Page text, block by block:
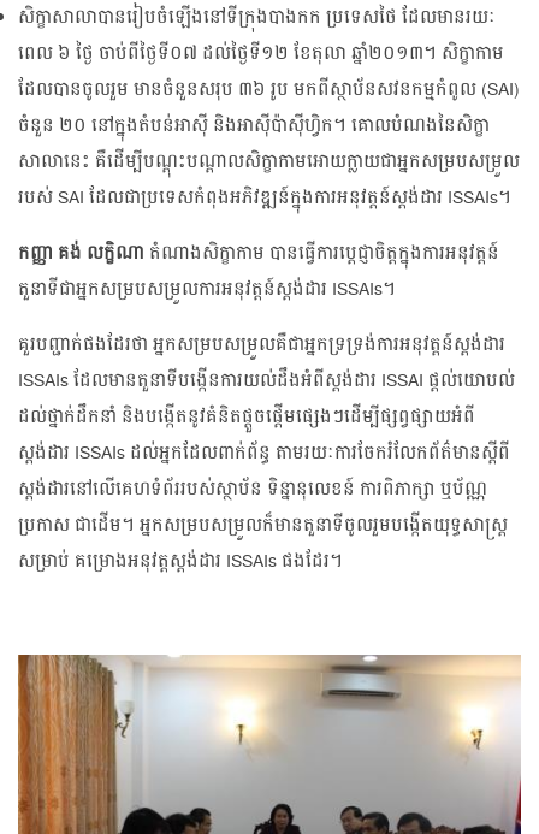
សិក្ខា​សាលា​បាន​រៀបចំ​ឡើង​នៅ​ទីក្រុង​បាងកក ប្រទេស​ថៃ ដែល​មាន​រយៈ
ពេល ៦ ថ្ងៃ ចាប់​ពី​ថ្ងៃទី០៧ ដល់​ថ្ងៃទី១២ ខែតុលា ឆ្នាំ២០១៣។ សិក្ខាកាម​
ដែល​បាន​ចូល​រួម មាន​ចំនួន​សរុប ៣៦ រូប មក​ពី​ស្ថាប័ន​សវនកម្ម​កំពូល (SAI)
ចំនួន ២០ នៅ​ក្នុង​តំបន់​អាស៊ី និង​អាស៊ី​ប៉ាស៊ីហ្វិក។ គោលបំណង​នៃ​សិក្ខា​
សាលា​នេះ គឺ​ដើម្បី​បណ្តុះ​បណ្តាល​សិក្ខាកាម​អោយ​ក្លាយ​ជា​អ្នក​សម្រប​សម្រួល​
របស់ SAI ដែល​ជា​ប្រទេស​កំពុង​អភិវឌ្ឍន៍​ក្នុង​ការ​អនុវត្តន៍​ស្តង់ដារ ISSAIs។
កញ្ញា គង់ លក្ខិណា តំណាង​សិក្ខាកាម បាន​ធ្វើ​ការ​ប្តេជ្ញា​ចិត្ត​ក្នុង​ការ​អនុវត្តន៍​
តួនាទី​ជា​អ្នក​សម្រប​សម្រួល​ការ​អនុវត្តន៍​ស្តង់ដារ ISSAIs។
គួរ​បញ្ជាក់​ផង​ដែរ​ថា អ្នក​សម្រប​សម្រួល​គឺ​ជា​អ្នក​ទ្រទ្រង់​ការ​អនុវត្តន៍​ស្តង់ដារ
ISSAIs ដែល​មាន​តួនាទី​បង្កើន​ការ​យល់​ដឹង​អំពី​ស្តង់ដារ ISSAI ផ្តល់​យោបល់​
ដល់​ថ្នាក់​ដឹកនាំ និង​បង្កើត​នូវ​គំនិត​ផ្តួចផ្តើម​ផ្សេងៗ​ដើម្បី​ផ្សព្វផ្សាយ​អំពី​
ស្តង់ដារ ISSAIs ដល់​អ្នក​ដែល​ពាក់ព័ន្ធ តាម​រយៈ​ការ​ចែក​រំលែក​ព័ត៌មាន​ស្តីពី​
ស្តង់ដារ​នៅ​លើ​គេហទំព័រ​របស់​ស្ថាប័ន ទិន្នានុលេខន៍ ការ​ពិភាក្សា ឬ​ប័ណ្ណ​
ប្រកាស ជាដើម។ អ្នក​សម្រប​សម្រួល​ក៏​មាន​តួនាទី​ចូល​រួម​បង្កើត​យុទ្ធសាស្ត្រ​
សម្រាប់ គម្រោង​អនុវត្ត​ស្តង់ដារ ISSAIs ផង​ដែរ។